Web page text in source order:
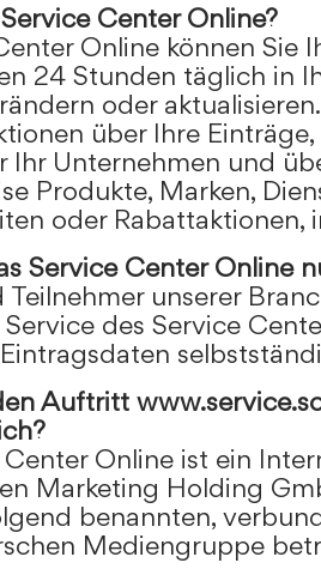
Center Online?
Online können Sie
24 Stunden täglich in
oder
über Ihre
Ihr Unternehmen und
Produkte, Marken,
oder Rabattaktionen,
Service Center Online
Teilnehmer unserer
des Service
Auftritt
Center Online ist ein
Marketing Holding
benannten,
Mediengruppe